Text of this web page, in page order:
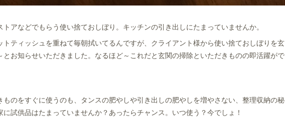
アなどでもらう使い捨ておしぼり。キッチンの引き出しにたまっていませんか。
ティッシュを重ねて毎朝拭いてるんですが、クライアント様から使い捨ておしぼりを玄
お知らせいただきました。なるほど～これだと玄関の掃除といただきものの即活躍がで
ものをすぐに使うのも、タンスの肥やしや引き出しの肥やしを増やさない、整理収納の秘
試供品はたまっていませんか？あったらチャンス。いつ使う？今でしょ！